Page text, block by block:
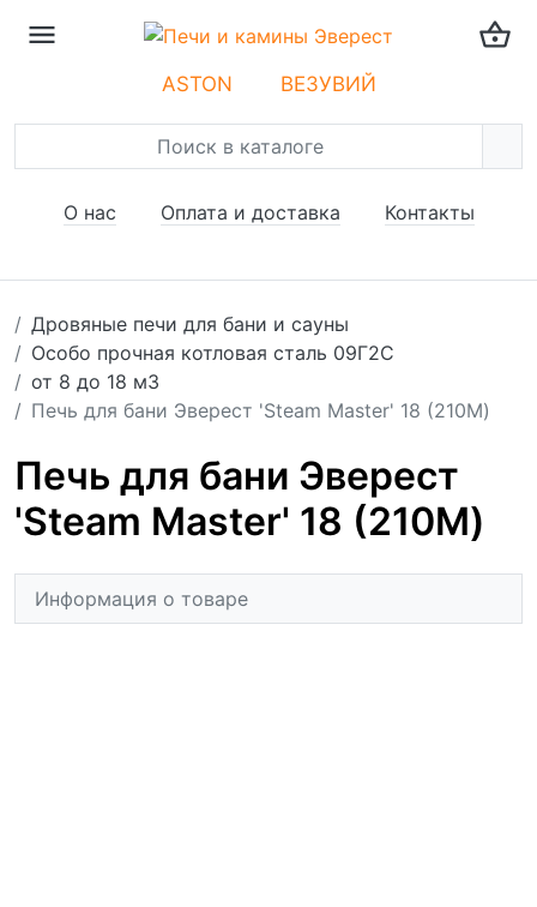
ASTON ВЕЗУВИЙ
О нас Оплата и доставка Контакты
Дровяные печи для бани и сауны
Особо прочная котловая сталь 09Г2С
от 8 до 18 м3
Печь для бани Эверест 'Steam Master' 18 (210М)
Печь для бани Эверест
'Steam Master' 18 (210М)
Информация о товаре